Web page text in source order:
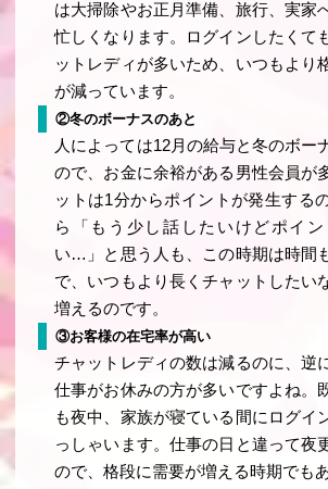
は大掃除やお正月準備、旅行、実家
忙しくなります。ログインしたくて
ットレディが多いため、いつもより
が減っています。
②冬のボーナスのあと
人によっては12月の給与と冬のボー
ので、お金に余裕がある男性会員が
ットは1分からポイントが発生する
ら「もう少し話したいけどポイ
い…」と思う人も、この時期は時間
で、いつもより長くチャットしたい
増えるのです。
③お客様の在宅率が高い
チャットレディの数は減るのに、逆
仕事がお休みの方が多いですよね。
も夜中、家族が寝ている間にログイ
っしゃいます。仕事の日と違って夜
ので、格段に需要が増える時期でも